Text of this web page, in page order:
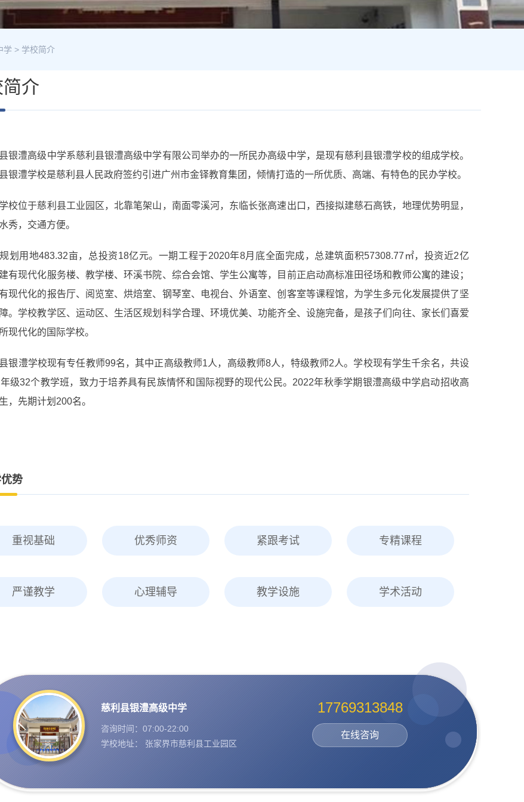
学 > 学校简介
介
银澧高级中学系慈利县银澧高级中学有限公司举办的一所民办高级中学，是现有慈利县银澧学校的组成学校。
银澧学校是慈利县人民政府签约引进广州市金铎教育集团，倾情打造的一所优质、高端、有特色的民办学校。
校位于慈利县工业园区，北靠笔架山，南面零溪河，东临长张高速出口，西接拟建慈石高铁，地理优势明显，
秀，交通方便。
划用地483.32亩，总投资18亿元。一期工程于2020年8月底全面完成，总建筑面积57308.77㎡，投资近2亿
有现代化服务楼、教学楼、环溪书院、综合会馆、学生公寓等，目前正启动高标准田径场和教师公寓的建设；
现代化的报告厅、阅览室、烘焙室、钢琴室、电视台、外语室、创客室等课程馆，为学生多元化发展提供了坚
。学校教学区、运动区、生活区规划科学合理、环境优美、功能齐全、设施完备，是孩子们向往、家长们喜爱
现代化的国际学校。
银澧学校现有专任教师99名，其中正高级教师1人，高级教师8人，特级教师2人。学校现有学生千余名，共设
级32个教学班，致力于培养具有民族情怀和国际视野的现代公民。2022年秋季学期银澧高级中学启动招收高
，先期计划200名。
势
重视基础 优秀师资 紧跟考试 专精课程
严谨教学 心理辅导 教学设施 学术活动
慈利县银澧高级中学
咨询时间：07:00-22:00
学校地址： 张家界市慈利县工业园区
17769313848
在线咨询